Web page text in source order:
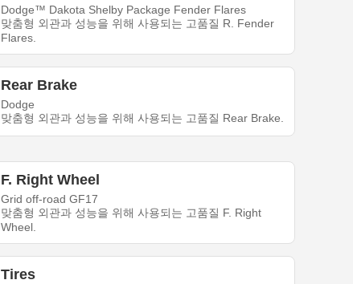
Dodge™ Dakota Shelby Package Fender Flares
맞춤형 외관과 성능을 위해 사용되는 고품질 R. Fender
Flares.
Rear Brake
Dodge
맞춤형 외관과 성능을 위해 사용되는 고품질 Rear Brake.
F. Right Wheel
Grid off-road GF17
맞춤형 외관과 성능을 위해 사용되는 고품질 F. Right
Wheel.
Tires